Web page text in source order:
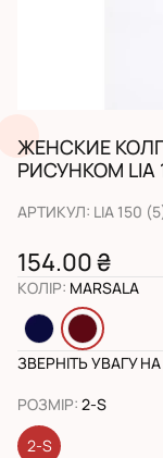
ЖЕНСКИЕ
РИСУНКОМ LIA
АРТИКУЛ: LIA 150
154.00 ₴
КОЛІР: MARSALA
ЗВЕРНІТЬ УВАГУ
РОЗМІР: 2-S
2-S